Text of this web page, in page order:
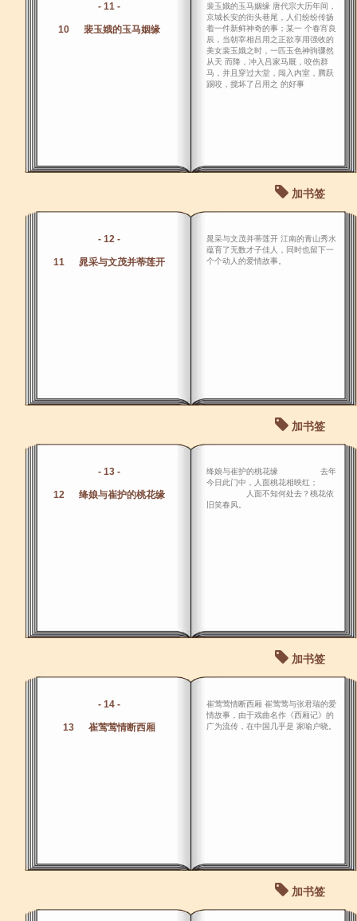
- 11 -
10 裴玉娥的玉马姻缘
裴玉娥的玉马姻缘 唐代宗大历年间，
京城长安的街头巷尾，人们纷纷传扬
着一件新鲜神奇的事；某一 个春宵良
辰，当朝宰相吕用之正欲享用强收的
美女裴玉娥之时，一匹玉色神驹骤然
从天 而降，冲入吕家马厩，咬伤群
马，并且穿过大堂，闯入内室，腾跃
踢咬，搅坏了吕用之 的好事
加书签
- 12 -
11 晁采与文茂并蒂莲开
晁采与文茂并蒂莲开 江南的青山秀水
蕴育了无数才子佳人，同时也留下一
个个动人的爱情故事。
加书签
- 13 -
12 绛娘与崔护的桃花缘
绛娘与崔护的桃花缘 去年
今日此门中，人面桃花相映红；
人面不知何处去？桃花依
旧笑春风。
加书签
- 14 -
13 崔莺莺情断西厢
崔莺莺情断西厢 崔莺莺与张君瑞的爱
情故事，由于戏曲名作《西厢记》的
广为流传，在中国几乎是 家喻户晓。
加书签